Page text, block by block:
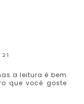
a leitura é bem
que você goste